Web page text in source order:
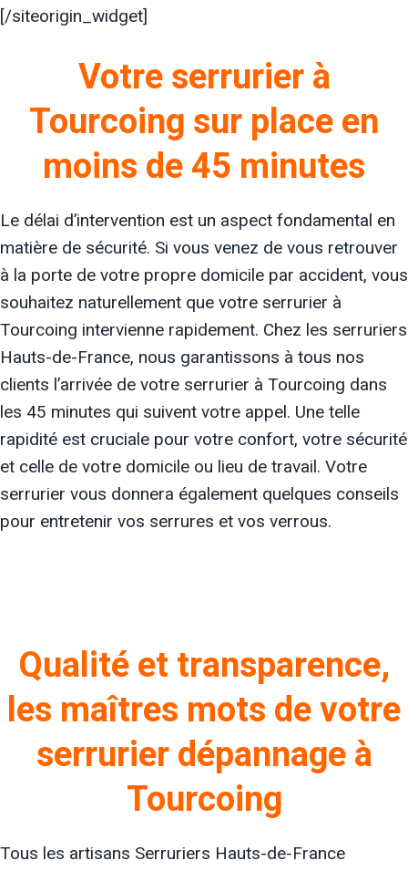
[/siteorigin_widget]
Votre serrurier à
Tourcoing sur place en
moins de 45 minutes
Le délai d’intervention est un aspect fondamental en
matière de sécurité. Si vous venez de vous retrouver
à la porte de votre propre domicile par accident, vous
souhaitez naturellement que votre serrurier à
Tourcoing intervienne rapidement. Chez les serruriers
Hauts-de-France, nous garantissons à tous nos
clients l’arrivée de votre serrurier à Tourcoing dans
les 45 minutes qui suivent votre appel. Une telle
rapidité est cruciale pour votre confort, votre sécurité
et celle de votre domicile ou lieu de travail. Votre
serrurier vous donnera également quelques conseils
pour entretenir vos serrures et vos verrous.
Qualité et transparence,
les maîtres mots de votre
serrurier dépannage à
Tourcoing
Tous les artisans Serruriers Hauts-de-France